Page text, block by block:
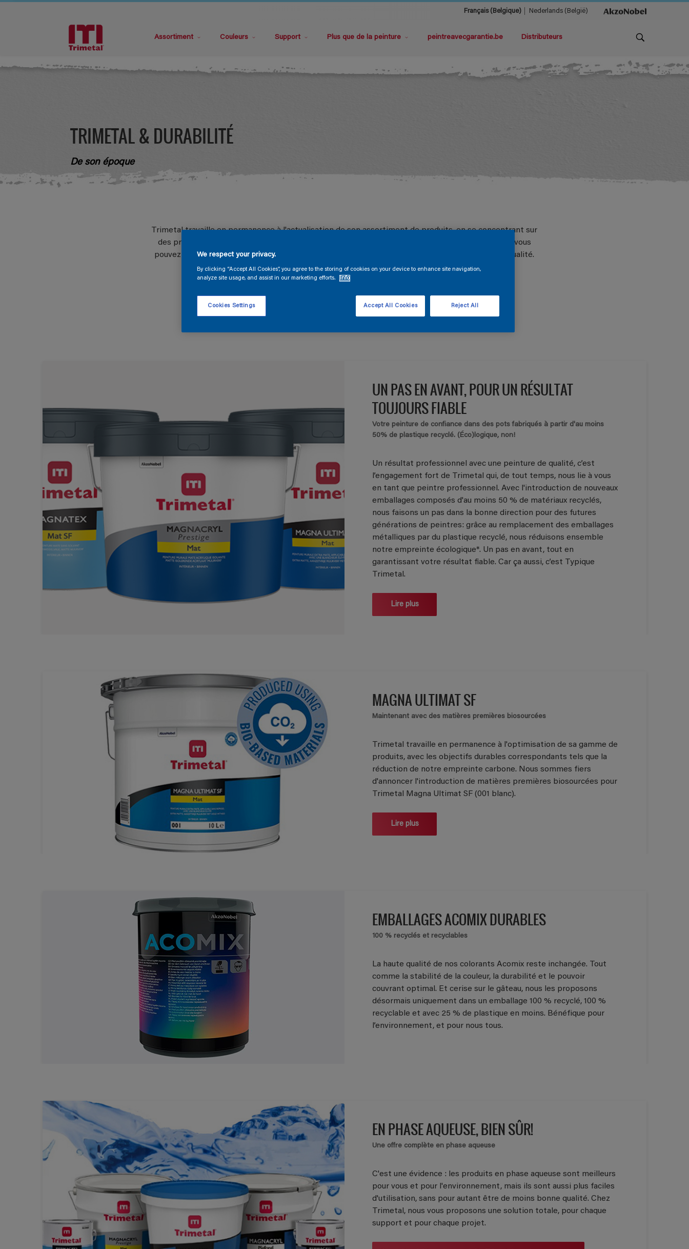
Français (Belgique) Nederlands (België)
Assortiment Couleurs Support Plus que de la peinture peintreavecgarantie.be Distributeurs
TRIMETAL & DURABILITÉ
De son époque
Trimetal travaille en permanence à l'actualisation de son assortiment de produits, en se concentrant sur
des produits durables et sur une gamme principalement en phase aqueuse. En tant que peintre, vous
pouvez ainsi toujours proposer une offre durable à votre client, sans faire de concessions sur la qualité.
Nous vivons avec notre temps !
UN PAS EN AVANT, POUR UN RÉSULTAT
TOUJOURS FIABLE
Votre peinture de confiance dans des pots fabriqués à partir d'au moins
50% de plastique recyclé. (Éco)logique, non!
Un résultat professionnel avec une peinture de qualité, c’est
l’engagement fort de Trimetal qui, de tout temps, nous lie à vous
en tant que peintre professionnel. Avec l'introduction de nouveaux
emballages composés d'au moins 50 % de matériaux recyclés,
nous faisons un pas dans la bonne direction pour des futures
générations de peintres: grâce au remplacement des emballages
métalliques par du plastique recyclé, nous réduisons ensemble
notre empreinte écologique*. Un pas en avant, tout en
garantissant votre résultat ﬁable. Car ça aussi, c’est Typique
Trimetal.
Lire plus
MAGNA ULTIMAT SF
Maintenant avec des matières premières biosourcées
Trimetal travaille en permanence à l'optimisation de sa gamme de
produits, avec les objectifs durables correspondants tels que la
réduction de notre empreinte carbone. Nous sommes fiers
d'annoncer l'introduction de matières premières biosourcées pour
Trimetal Magna Ultimat SF (001 blanc).
Lire plus
EMBALLAGES ACOMIX DURABLES
100 % recyclés et recyclables
La haute qualité de nos colorants Acomix reste inchangée. Tout
comme la stabilité de la couleur, la durabilité et le pouvoir
couvrant optimal. Et cerise sur le gâteau, nous les proposons
désormais uniquement dans un emballage 100 % recyclé, 100 %
recyclable et avec 25 % de plastique en moins. Bénéfique pour
l’environnement, et pour nous tous.
EN PHASE AQUEUSE, BIEN SÛR!
Une offre complète en phase aqueuse
C'est une évidence : les produits en phase aqueuse sont meilleurs
pour vous et pour l'environnement, mais ils sont aussi plus faciles
d'utilisation, sans pour autant être de moins bonne qualité. Chez
Trimetal, nous vous proposons une solution totale, pour chaque
support et pour chaque projet.
We respect your privacy.
By clicking “Accept All Cookies”, you agree to the storing of cookies on your device to enhance site navigation,
analyze site usage, and assist in our marketing efforts.
Info
Cookies Settings Reject All
Accept All Cookies